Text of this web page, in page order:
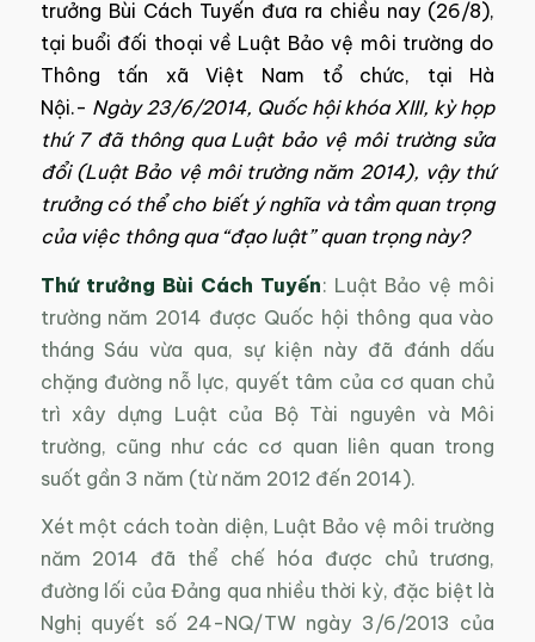
trưởng Bùi Cách Tuyến đưa ra chiều nay (26/8),
tại buổi đối thoại về Luật Bảo vệ môi trường do
Thông tấn xã Việt Nam tổ chức, tại Hà
Nội.- Ngày 23/6/2014, Quốc hội khóa XIII, kỳ họp
thứ 7 đã thông qua Luật bảo vệ môi trường sửa
đổi (Luật Bảo vệ môi trường năm 2014), vậy thứ
trưởng có thể cho biết ý nghĩa và tầm quan trọng
của việc thông qua “đạo luật” quan trọng này?
Thứ trưởng Bùi Cách Tuyến: Luật Bảo vệ môi
trường năm 2014 được Quốc hội thông qua vào
tháng Sáu vừa qua, sự kiện này đã đánh dấu
chặng đường nỗ lực, quyết tâm của cơ quan chủ
trì xây dựng Luật của Bộ Tài nguyên và Môi
trường, cũng như các cơ quan liên quan trong
suốt gần 3 năm (từ năm 2012 đến 2014).
Xét một cách toàn diện, Luật Bảo vệ môi trường
năm 2014 đã thể chế hóa được chủ trương,
đường lối của Đảng qua nhiều thời kỳ, đặc biệt là
Nghị quyết số 24-NQ/TW ngày 3/6/2013 của